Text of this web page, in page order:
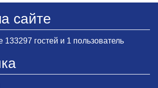
сайте
133297 гостей и 1 пользователь